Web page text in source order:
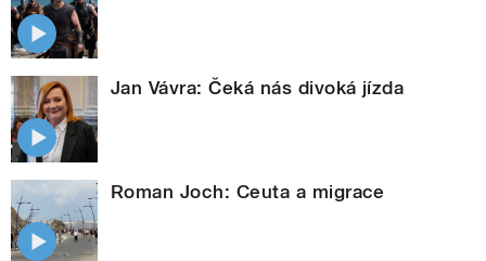
Jan Vávra: Čeká nás divoká jízda
Roman Joch: Ceuta a migrace